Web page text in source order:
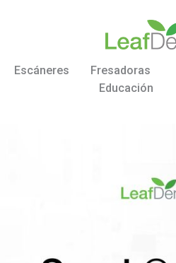
Escáneres Fresadoras
Educación